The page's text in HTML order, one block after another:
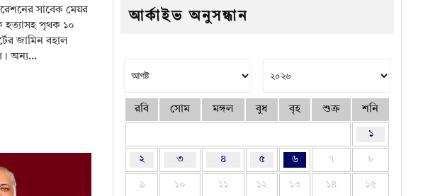
সাবেক মেয়র
হত্যাসহ পৃথক ১০
জামিন বহাল
অন্য...
আর্কাইভ অনুসন্ধান
রবি সোম মঙ্গল বুধ বৃহ শুক্র শনি
১
২ ৩ ৪ ৫ ৬ ৭ ৮
৯ ১০ ১১ ১২ ১৩ ১৪ ১৫